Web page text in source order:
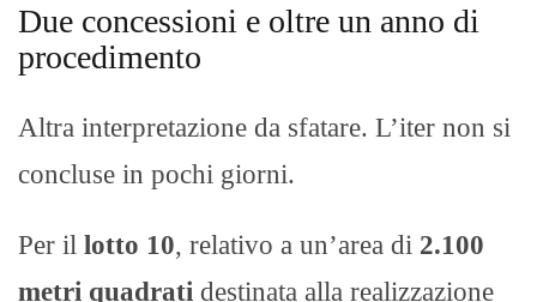
Due concessioni e oltre un anno di
procedimento
Altra interpretazione da sfatare. L’iter non si
concluse in pochi giorni.
Per il lotto 10, relativo a un’area di 2.100
metri quadrati destinata alla realizzazione